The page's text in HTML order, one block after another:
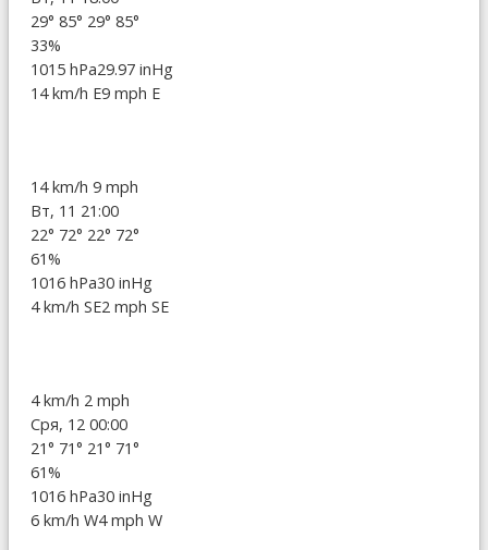
29° 85° 29° 85°
33%
1015 hPa29.97 inHg
14 km/h E9 mph E
14 km/h 9 mph
Вт, 11 21:00
22° 72° 22° 72°
61%
1016 hPa30 inHg
4 km/h SE2 mph SE
4 km/h 2 mph
Сря, 12 00:00
21° 71° 21° 71°
61%
1016 hPa30 inHg
6 km/h W4 mph W